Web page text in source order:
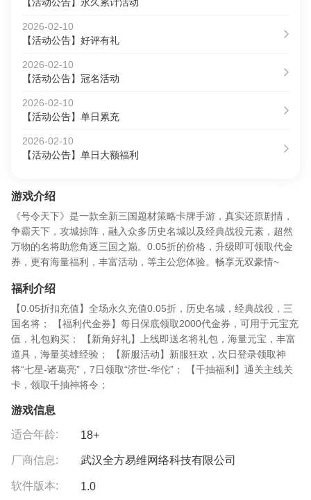
2026-02-10
【活动公告】好评有礼
2026-02-10
【活动公告】冠名活动
2026-02-10
【活动公告】单日累充
2026-02-10
【活动公告】单日大额福利
游戏介绍
《号令天下》是一款全新三国题材策略卡牌手游，真实还原剧情，
争霸天下，攻城掠阵，融入众多历史名城以及经典战役元素，超然
万物的名将助您角逐三国之巅。0.05折的价格，升级即可领取代金
券，更有海量福利，丰富活动，等主公您体验。畅享无双豪情~
福利介绍
【0.05折扣充值】全场永久充值0.05折，历史名城，经典战役，三
国名将； 【福利代金券】每日保底领取2000代金券，可用于元宝充
值，礼包购买； 【新角好礼】上线即送名将礼包，海量元宝，丰富
道具，海量英雄经验； 【新服活动】新服狂欢，次日登录领取神
将“七星-诸葛亮”，7日领取“济世-华佗”； 【千抽福利】通关主线关
卡，领取千抽神将令；
游戏信息
适合年龄: 18+
厂商信息: 武汉全方易维网络科技有限公司
软件版本: 1.0